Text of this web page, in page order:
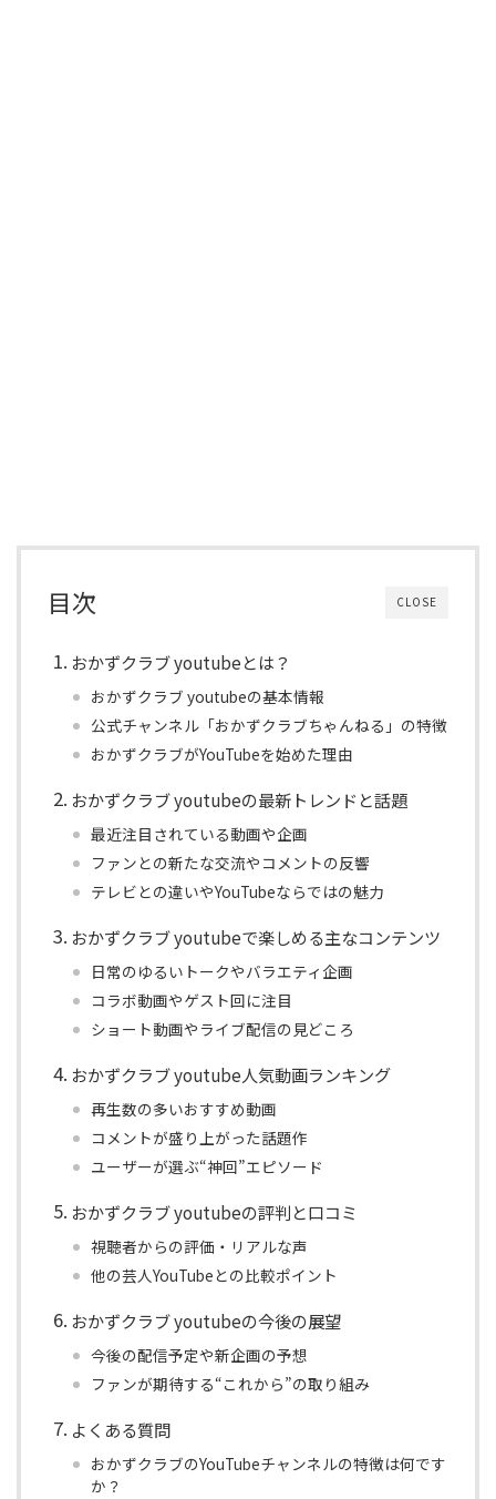
CLOSE
目次
おかずクラブ youtubeとは？
おかずクラブ youtubeの基本情報
公式チャンネル「おかずクラブちゃんねる」の特徴
おかずクラブがYouTubeを始めた理由
おかずクラブ youtubeの最新トレンドと話題
最近注目されている動画や企画
ファンとの新たな交流やコメントの反響
テレビとの違いやYouTubeならではの魅力
おかずクラブ youtubeで楽しめる主なコンテンツ
日常のゆるいトークやバラエティ企画
コラボ動画やゲスト回に注目
ショート動画やライブ配信の見どころ
おかずクラブ youtube人気動画ランキング
再生数の多いおすすめ動画
コメントが盛り上がった話題作
ユーザーが選ぶ“神回”エピソード
おかずクラブ youtubeの評判と口コミ
視聴者からの評価・リアルな声
他の芸人YouTubeとの比較ポイント
おかずクラブ youtubeの今後の展望
今後の配信予定や新企画の予想
ファンが期待する“これから”の取り組み
よくある質問
おかずクラブのYouTubeチャンネルの特徴は何です
か？